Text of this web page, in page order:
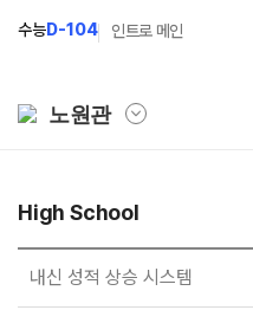
수능D-104 인트로 메인
노원관
학원소개
학원안내
연간학사일정
High School
내신 성적 상승 시스템